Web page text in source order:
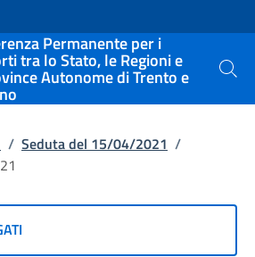
Permanente per i
tra lo Stato, le Regioni e
Autonome di Trento e Cerca
/ Seduta del 15/04/2021 /